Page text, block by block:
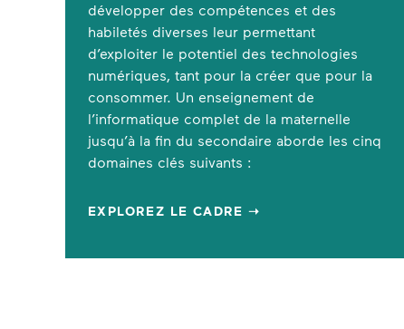
développer des compétences et des
habiletés diverses leur permettant
d’exploiter le potentiel des technologies
numériques, tant pour la créer que pour la
consommer. Un enseignement de
l’informatique complet de la maternelle
jusqu’à la fin du secondaire aborde les cinq
domaines clés suivants :
EXPLOREZ LE CADRE ➝